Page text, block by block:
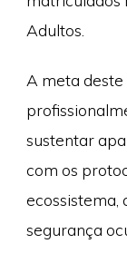
Adultos.
A meta
sustentar
com os
ecossistema,
segurança